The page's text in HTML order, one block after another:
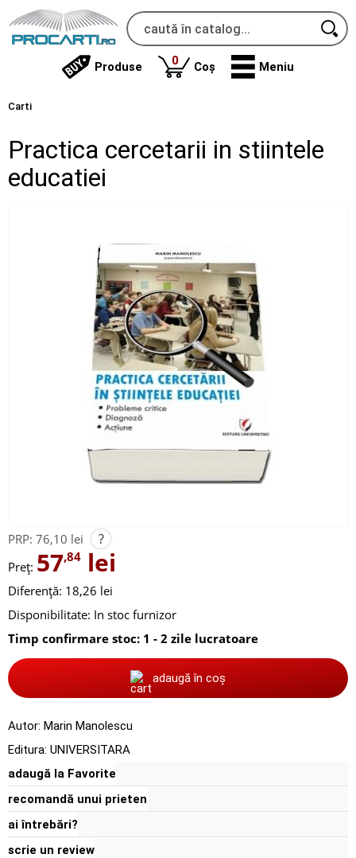
Produse 0produse
Coș Meniu
Carti
Practica cercetarii in stiintele
educatiei
PRP: 76,10 lei ?
Preț: 57,84 lei
Diferență: 18,26 lei
Disponibilitate: In stoc furnizor
Timp confirmare stoc: 1 - 2 zile lucratoare
adaugă în coș
Autor: Marin Manolescu
Editura: UNIVERSITARA
adaugă la Favorite
recomandă unui prieten
ai întrebări?
scrie un review